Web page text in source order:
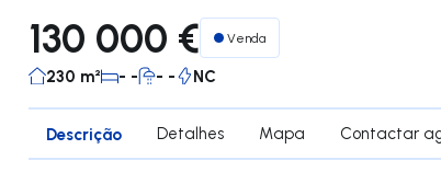
130 000 € Venda
230 m² - - - - NC
Descrição Detalhes Mapa Contactar